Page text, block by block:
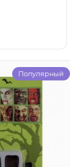
Популярный